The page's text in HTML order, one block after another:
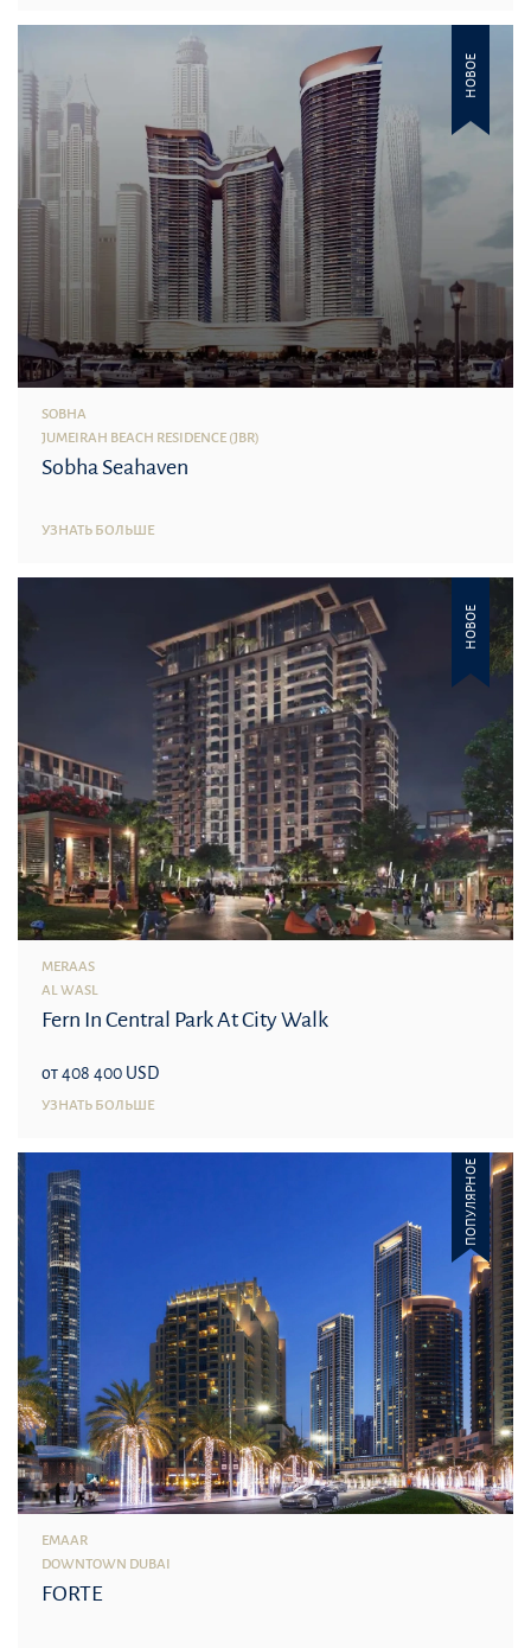
НОВОЕ
SOBHA
JUMEIRAH BEACH RESIDENCE (JBR)
Sobha Seahaven
УЗНАТЬ БОЛЬШЕ
НОВОЕ
MERAAS
AL WASL
Fern In Central Park At City Walk
от 408 400 USD
УЗНАТЬ БОЛЬШЕ
ПОПУЛЯРНОЕ
EMAAR
DOWNTOWN DUBAI
FORTE